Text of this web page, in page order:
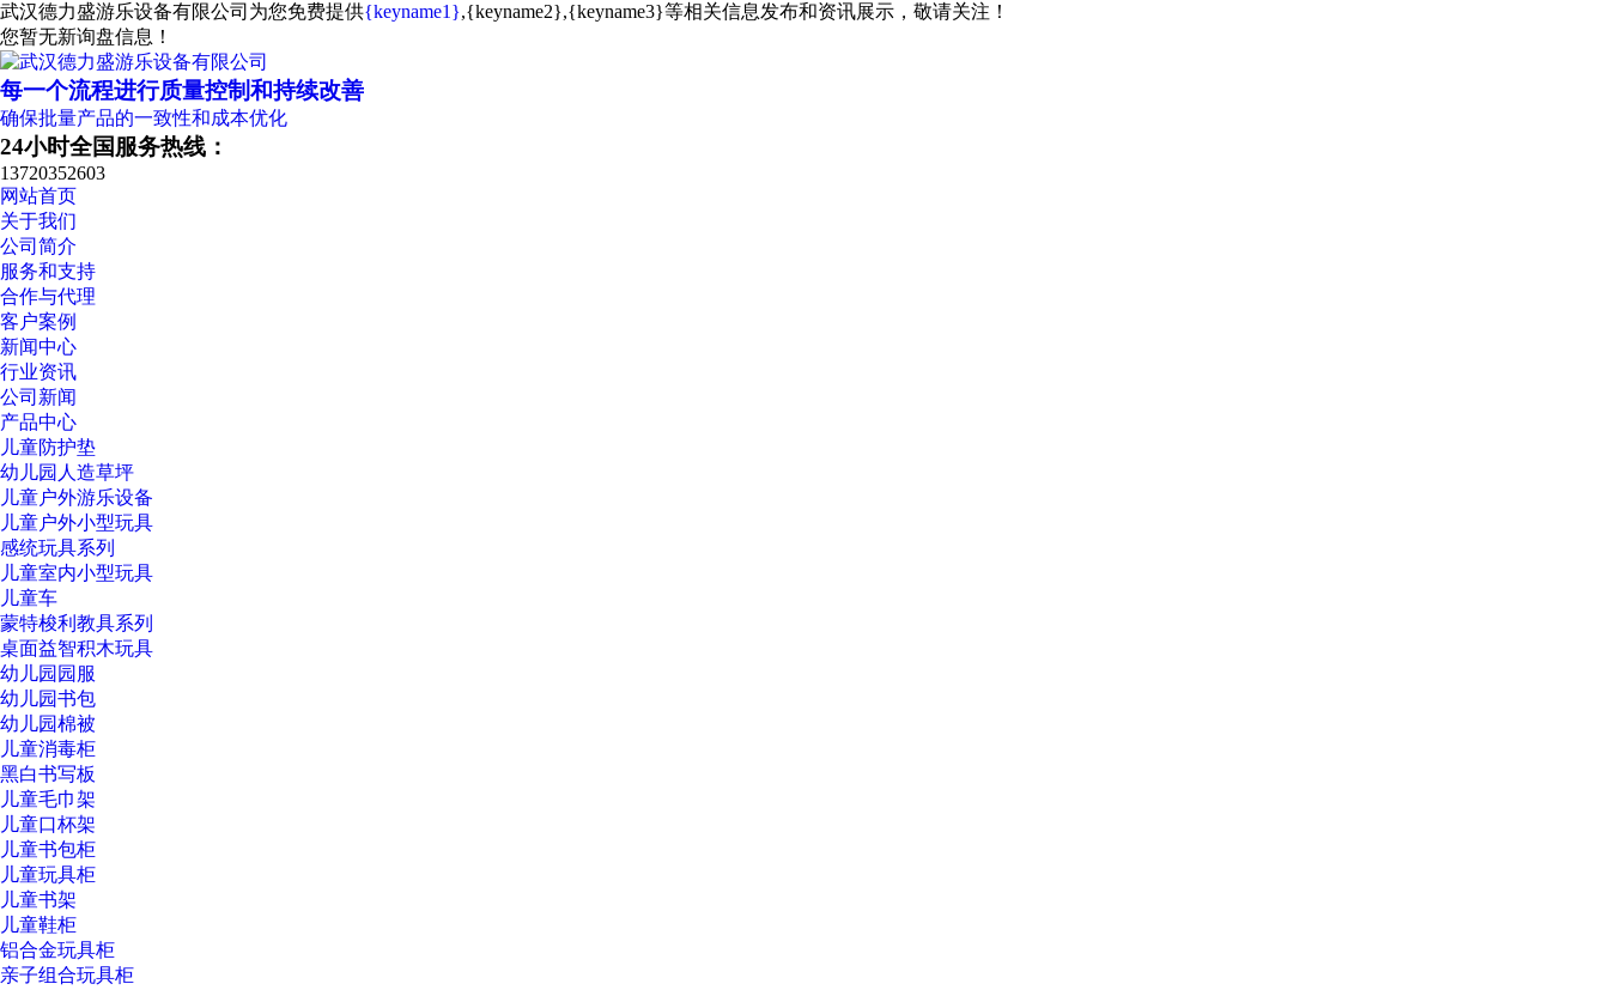
武汉德力盛游乐设备有限公司为您免费提供{keyname1},{keyname2},{keyname3}等相关信息发布和资讯展示，敬请关注！
您暂无新询盘信息！
每一个流程进行质量控制和持续改善
确保批量产品的一致性和成本优化
24小时全国服务热线：
13720352603
网站首页
关于我们
公司简介
服务和支持
合作与代理
客户案例
新闻中心
行业资讯
公司新闻
产品中心
儿童防护垫
幼儿园人造草坪
儿童户外游乐设备
儿童户外小型玩具
感统玩具系列
儿童室内小型玩具
儿童车
蒙特梭利教具系列
桌面益智积木玩具
幼儿园园服
幼儿园书包
幼儿园棉被
儿童消毒柜
黑白书写板
儿童毛巾架
儿童口杯架
儿童书包柜
儿童玩具柜
儿童书架
儿童鞋柜
铝合金玩具柜
亲子组合玩具柜